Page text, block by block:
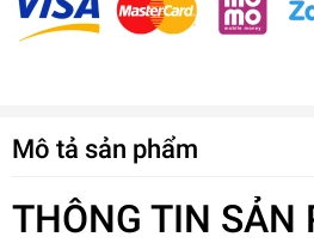
Mô tả sản phẩm
THÔNG TIN SẢN